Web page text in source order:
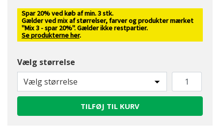
valgte
Spar 20% ved køb af min. 3 stk.
Gælder ved mix af størrelser, farver og produkter mærket
"Mix 3 - spar 20%". Gælder ikke restpartier.
Se produkterne her.
Vælg størrelse
Vælg størrelse
TILFØJ TIL KURV